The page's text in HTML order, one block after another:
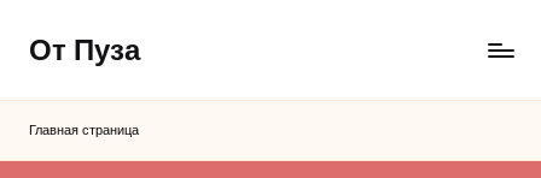
Перейти
содержимому
От Пуза
вкусные
Главная страница